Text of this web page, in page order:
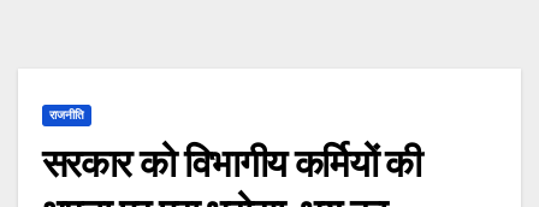
राजनीति
सरकार को विभागीय कर्मियों की